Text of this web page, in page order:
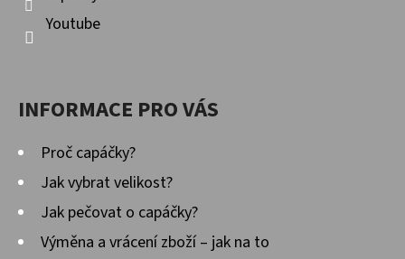
Youtube
INFORMACE PRO VÁS
Proč capáčky?
Jak vybrat velikost?
Jak pečovat o capáčky?
Výměna a vrácení zboží – jak na to